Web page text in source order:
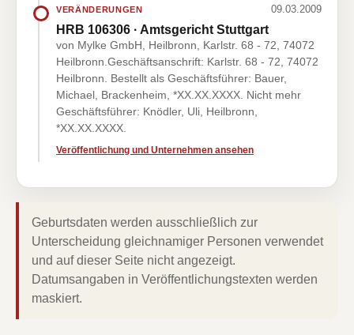
VERÄNDERUNGEN 09.03.2009
HRB 106306 · Amtsgericht Stuttgart
von Mylke GmbH, Heilbronn, Karlstr. 68 - 72, 74072
Heilbronn.Geschäftsanschrift: Karlstr. 68 - 72, 74072
Heilbronn. Bestellt als Geschäftsführer: Bauer,
Michael, Brackenheim, *XX.XX.XXXX. Nicht mehr
Geschäftsführer: Knödler, Uli, Heilbronn,
*XX.XX.XXXX.
Veröffentlichung und Unternehmen ansehen
Geburtsdaten werden ausschließlich zur
Unterscheidung gleichnamiger Personen verwendet
und auf dieser Seite nicht angezeigt.
Datumsangaben in Veröffentlichungstexten werden
maskiert.